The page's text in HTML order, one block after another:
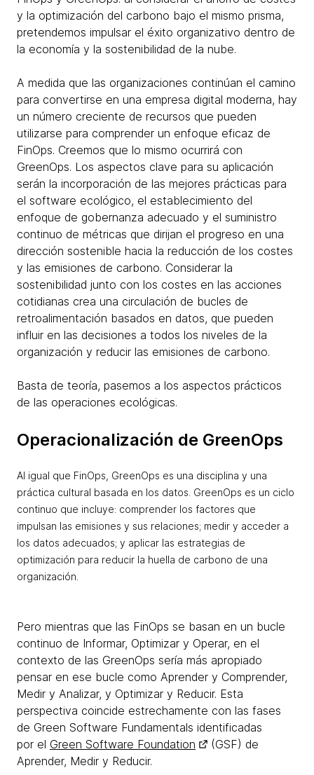
y la optimización del carbono bajo el mismo prisma,
pretendemos impulsar el éxito organizativo dentro de
la economía y la sostenibilidad de la nube.
A medida que las organizaciones continúan el camino
para convertirse en una empresa digital moderna, hay
un número creciente de recursos que pueden
utilizarse para comprender un enfoque eficaz de
FinOps. Creemos que lo mismo ocurrirá con
GreenOps. Los aspectos clave para su aplicación
serán la incorporación de las mejores prácticas para
el software ecológico, el establecimiento del
enfoque de gobernanza adecuado y el suministro
continuo de métricas que dirijan el progreso en una
dirección sostenible hacia la reducción de los costes
y las emisiones de carbono. Considerar la
sostenibilidad junto con los costes en las acciones
cotidianas crea una circulación de bucles de
retroalimentación basados en datos, que pueden
influir en las decisiones a todos los niveles de la
organización y reducir las emisiones de carbono.
Basta de teoría, pasemos a los aspectos prácticos
de las operaciones ecológicas.
Operacionalización de GreenOps
Al igual que FinOps, GreenOps es una disciplina y una
práctica cultural basada en los datos. GreenOps es un ciclo
continuo que incluye: comprender los factores que
impulsan las emisiones y sus relaciones; medir y acceder a
los datos adecuados; y aplicar las estrategias de
optimización para reducir la huella de carbono de una
organización.
Pero mientras que las FinOps se basan en un bucle
continuo de Informar, Optimizar y Operar, en el
contexto de las GreenOps sería más apropiado
pensar en ese bucle como Aprender y Comprender,
Medir y Analizar, y Optimizar y Reducir. Esta
perspectiva coincide estrechamente con las fases
de Green Software Fundamentals identificadas
por el Green Software Foundation
(GSF) de
Aprender, Medir y Reducir.